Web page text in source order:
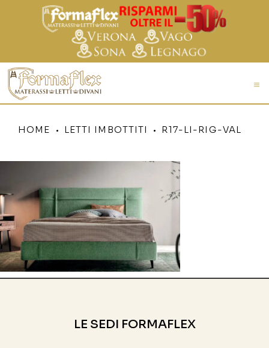
HOME LETTI IMBOTTITI R17-LI-RIG-VAL
LE SEDI FORMAFLEX